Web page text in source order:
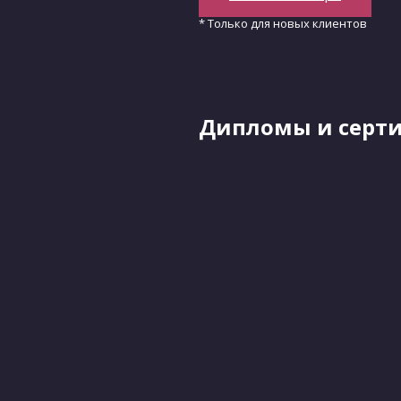
* Только для новых клиентов
Дипломы и